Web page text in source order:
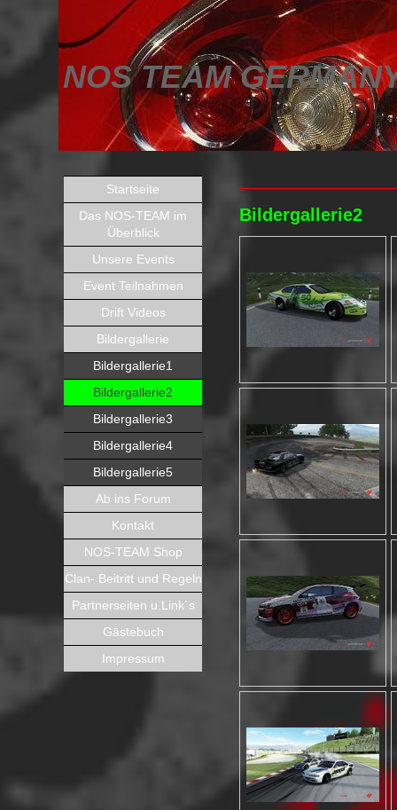
NOS TEAM
Startseite
Das NOS-TEAM im
Überblick
Unsere Events
Event Teilnahmen
Drift Videos
Bildergallerie
Bildergallerie1
Bildergallerie2
Bildergallerie3
Bildergallerie4
Bildergallerie5
Ab ins Forum
Kontakt
NOS-TEAM Shop
Clan- Beitritt und Regeln
Partnerseiten u.Link´s
Gästebuch
Impressum
Bildergallerie2